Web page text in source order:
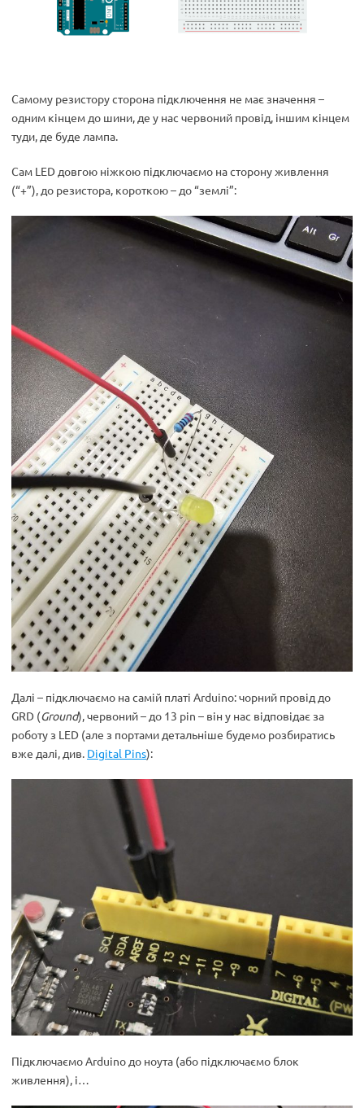
Самому резистору сторона підключення не має значення –
одним кінцем до шини, де у нас червоний провід, іншим кінцем
туди, де буде лампа.
Сам LED довгою ніжкою підключаємо на сторону живлення
(“+”), до резистора, короткою – до “землі”:
Далі – підключаємо на самій платі Arduino: чорний провід до
GRD (Ground), червоний – до 13 pin – він у нас відповідає за
роботу з LED (але з портами детальніше будемо розбиратись
вже далі, див. Digital Pins):
Підключаємо Arduino до ноута (або підключаємо блок
живлення), і…